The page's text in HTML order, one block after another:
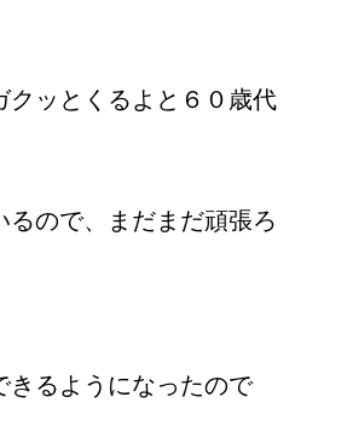
クッとくるよと６０歳代
ので、まだまだ頑張ろ
きるようになったので